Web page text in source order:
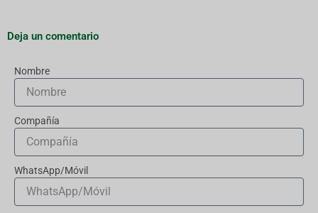
Deja un comentario
Nombre
Compañía
WhatsApp/Móvil